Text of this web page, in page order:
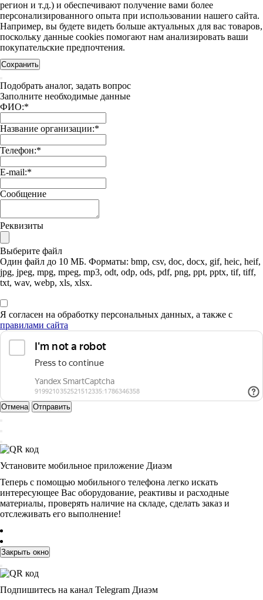
регион и т.д.) и обеспечивают получение вами более
персонализированного опыта при использовании нашего сайта.
Например, вы будете видеть больше актуальных для вас товаров,
поскольку данные cookies помогают нам анализировать ваши
покупательские предпочтения.
Сохранить
Подобрать аналог, задать вопрос
Заполните необходимые данные
ФИО:*
Название организации:*
Телефон:*
E-mail:*
Сообщение
Реквизиты
Выберите файл
Один файл до 10 МБ. Форматы: bmp, csv, doc, docx, gif, heic, heif,
jpg, jpeg, mpg, mpeg, mp3, odt, odp, ods, pdf, png, ppt, pptx, tif, tiff,
txt, wav, webp, xls, xlsx.
Я согласен на обработку персональных данных, а также с
правилами сайта
Отмена Отправить
Установите мобильное приложение Диаэм
Теперь с помощью мобильного телефона легко искать
интересующее Вас оборудование, реактивы и расходные
материалы, проверять наличие на складе, сделать заказ и
отслеживать его выполнение!
Закрыть окно
Подпишитесь на канал Telegram Диаэм